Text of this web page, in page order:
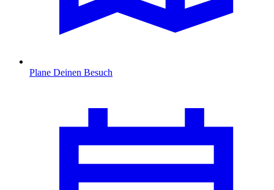
Plane Deinen Besuch